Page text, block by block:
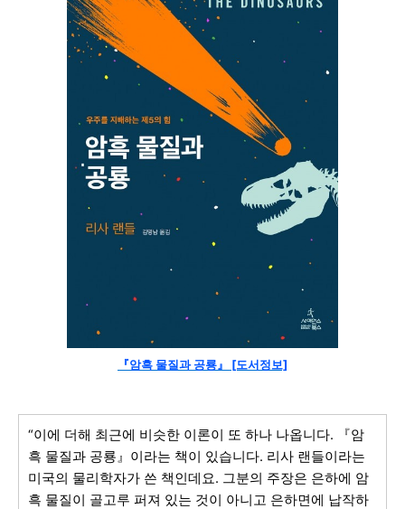
『암흑 물질과 공룡』 [도서정보]
“이에 더해 최근에 비슷한 이론이 또 하나 나옵니다. 『암
흑 물질과 공룡』이라는 책이 있습니다. 리사 랜들이라는
미국의 물리학자가 쓴 책인데요. 그분의 주장은 은하에 암
흑 물질이 골고루 퍼져 있는 것이 아니고 은하면에 납작하